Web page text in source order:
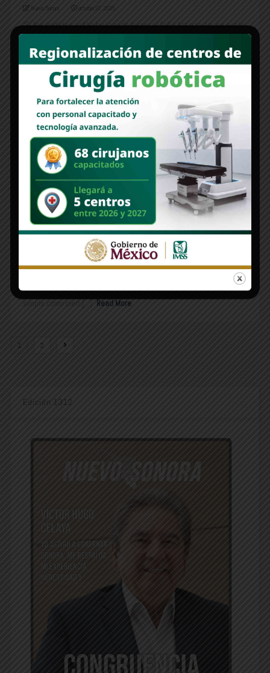
Nuevo Sonora octubre 27, 2025
“Si los partidos están buscando forzar al Toño Astiazarán, se están
cambiar las cosas si [...] Read More
COLUMNAS
MONITOR | Toño Astiazarán, un liderazgo que
trasciende las fronteras del partidismo
octubre 13, 2025
Por Alan Castro Parra No te puedes ir de donde nunca has estado,
ni reclamar un lugar donde nunca te lo han dado. Esa frase, tan
simple como ciert [...]
Read More
1 2
Edición 1312